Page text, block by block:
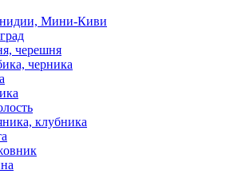
Мини-Киви
черешня
черника
клубника